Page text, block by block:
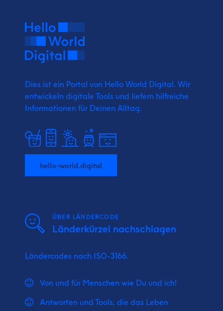
Dies ist ein Portal von Hello World Digital. Wir
entwickeln digitale Tools und liefern hilfreiche
Informationen für Deinen Alltag.
hello-world.digital
ÜBER LÄNDERCODE
Länderkürzel nachschlagen
Ländercodes nach ISO-3166.
Von und für Menschen wie Du und ich!
Antworten und Tools, die das Leben